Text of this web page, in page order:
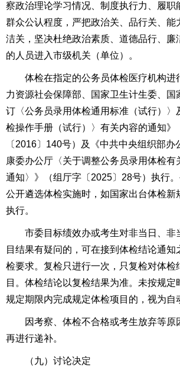
察政治理论学习情况、制度执行力、履职
群众公认程度，严把政治关、品行关、能
洁关，坚决杜绝政治素质、道德品行、廉
的人员进入市级机关（单位）。
体检在指定的公务员体检医疗机构进
力资源社会保障部、国家卫生计生委、国
订〈公务员录用体检通用标准 （试行）
检操作手册（试行）〉有关内容的通知》
〔2016〕140号）及《中共中央组织部办
康委办公厅〈关于调整公务员录用体检有
通知〉》（组厅字〔2025〕28号）执行
公开遴选体检实施时，如国家出台体检新
执行。
市委目标绩效办或考生对非当日、非
目结果有疑问的，可在接到体检结论通知
检要求。复检只进行一次，只复检对体检
目。体检结论以复检结果为准。未按规定
规定期限内完成规定体检项目的，视为自
因考察、体检不合格或考生放弃等原
再进行递补。
（九）讨论决定